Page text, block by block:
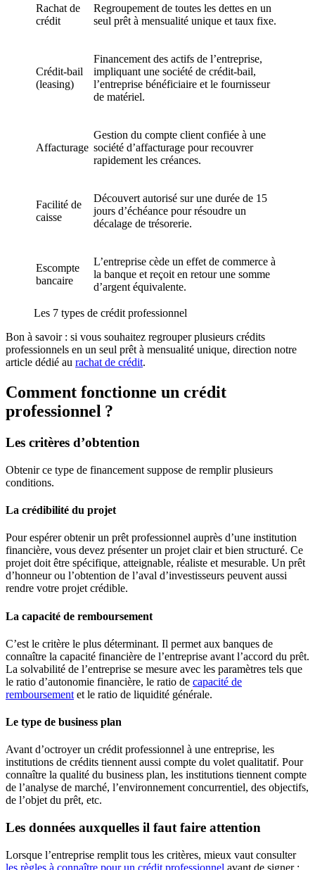
Rachat de
crédit
Regroupement de toutes les dettes en un
seul prêt à mensualité unique et taux fixe.
Crédit-bail
(leasing)
Financement des actifs de l’entreprise,
impliquant une société de crédit-bail,
l’entreprise bénéficiaire et le fournisseur
de matériel.
Affacturage
Gestion du compte client confiée à une
société d’affacturage pour recouvrer
rapidement les créances.
Facilité de
caisse
Découvert autorisé sur une durée de 15
jours d’échéance pour résoudre un
décalage de trésorerie.
Escompte
bancaire
L’entreprise cède un effet de commerce à
la banque et reçoit en retour une somme
d’argent équivalente.
Les 7 types de crédit professionnel
Bon à savoir : si vous souhaitez regrouper plusieurs crédits
professionnels en un seul prêt à mensualité unique, direction notre
article dédié au rachat de crédit.
Comment fonctionne un crédit
professionnel ?
Les critères d’obtention
Obtenir ce type de financement suppose de remplir plusieurs
conditions.
La crédibilité du projet
Pour espérer obtenir un prêt professionnel auprès d’une institution
financière, vous devez présenter un projet clair et bien structuré. Ce
projet doit être spécifique, atteignable, réaliste et mesurable. Un prêt
d’honneur ou l’obtention de l’aval d’investisseurs peuvent aussi
rendre votre projet crédible.
La capacité de remboursement
C’est le critère le plus déterminant. Il permet aux banques de
connaître la capacité financière de l’entreprise avant l’accord du prêt.
La solvabilité de l’entreprise se mesure avec les paramètres tels que
le ratio d’autonomie financière, le ratio de capacité de
remboursement et le ratio de liquidité générale.
Le type de business plan
Avant d’octroyer un crédit professionnel à une entreprise, les
institutions de crédits tiennent aussi compte du volet qualitatif. Pour
connaître la qualité du business plan, les institutions tiennent compte
de l’analyse de marché, l’environnement concurrentiel, des objectifs,
de l’objet du prêt, etc.
Les données auxquelles il faut faire attention
Lorsque l’entreprise remplit tous les critères, mieux vaut consulter
les règles à connaître pour un crédit professionnel avant de signer :